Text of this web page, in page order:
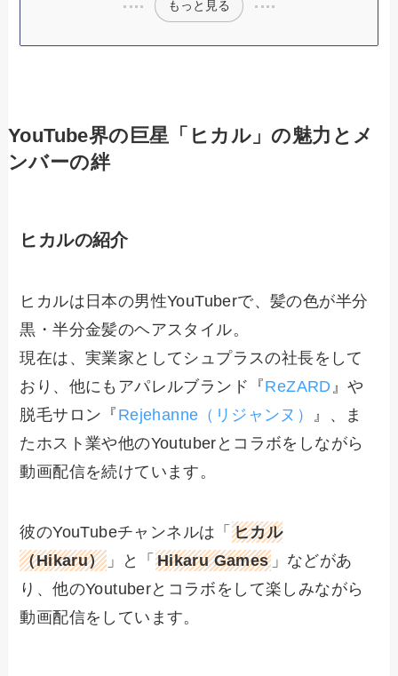
もっと見る
YouTube界の巨星「ヒカル」の魅力とメ
ンバーの絆
ヒカルの紹介
ヒカルは日本の男性YouTuberで、髪の色が半分
黒・半分金髪のヘアスタイル。
現在は、実業家としてシュプラスの社長をして
おり、他にもアパレルブランド『ReZARD 』や
脱毛サロン『 Rejehanne（リジャンヌ） 』、ま
たホスト業や他のYoutuberとコラボをしながら
動画配信を続けています。
彼のYouTubeチャンネルは「 ヒカル
（Hikaru）」と「 Hikaru Games」などがあ
り、他のYoutuberとコラボをして楽しみながら
動画配信をしています。